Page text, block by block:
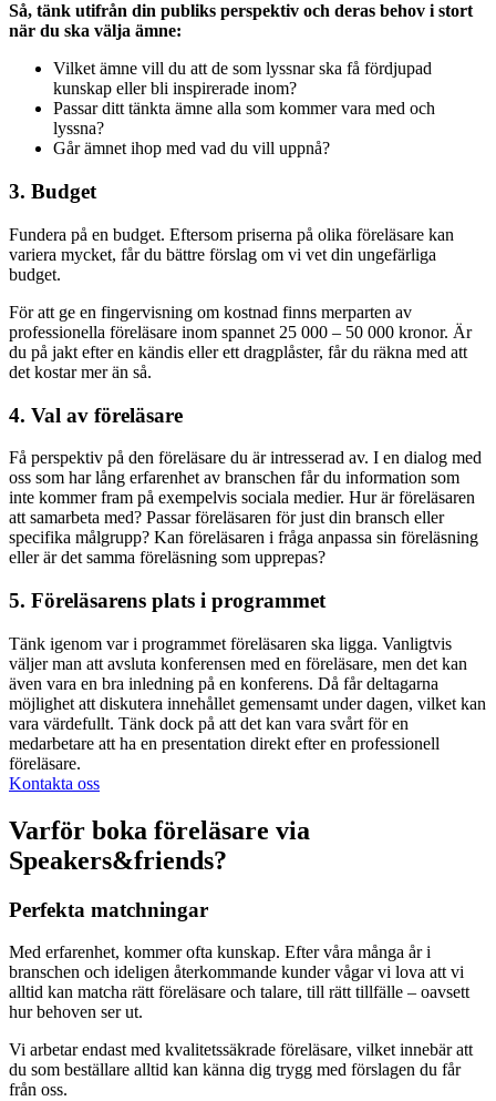
Så, tänk utifrån din publiks perspektiv och deras behov i stort
när du ska välja ämne:
Vilket ämne vill du att de som lyssnar ska få fördjupad
kunskap eller bli inspirerade inom?
Passar ditt tänkta ämne alla som kommer vara med och
lyssna?
Går ämnet ihop med vad du vill uppnå?
3. Budget
Fundera på en budget. Eftersom priserna på olika föreläsare kan
variera mycket, får du bättre förslag om vi vet din ungefärliga
budget.
För att ge en fingervisning om kostnad finns merparten av
professionella föreläsare inom spannet 25 000 – 50 000 kronor. Är
du på jakt efter en kändis eller ett dragplåster, får du räkna med att
det kostar mer än så.
4. Val av föreläsare
Få perspektiv på den föreläsare du är intresserad av. I en dialog med
oss som har lång erfarenhet av branschen får du information som
inte kommer fram på exempelvis sociala medier. Hur är föreläsaren
att samarbeta med? Passar föreläsaren för just din bransch eller
specifika målgrupp? Kan föreläsaren i fråga anpassa sin föreläsning
eller är det samma föreläsning som upprepas?
5. Föreläsarens plats i programmet
Tänk igenom var i programmet föreläsaren ska ligga. Vanligtvis
väljer man att avsluta konferensen med en föreläsare, men det kan
även vara en bra inledning på en konferens. Då får deltagarna
möjlighet att diskutera innehållet gemensamt under dagen, vilket kan
vara värdefullt. Tänk dock på att det kan vara svårt för en
medarbetare att ha en presentation direkt efter en professionell
föreläsare.
Kontakta oss
Varför boka föreläsare via
Speakers&friends?
Perfekta matchningar
Med erfarenhet, kommer ofta kunskap. Efter våra många år i
branschen och ideligen återkommande kunder vågar vi lova att vi
alltid kan matcha rätt föreläsare och talare, till rätt tillfälle – oavsett
hur behoven ser ut.
Vi arbetar endast med kvalitetssäkrade föreläsare, vilket innebär att
du som beställare alltid kan känna dig trygg med förslagen du får
från oss.